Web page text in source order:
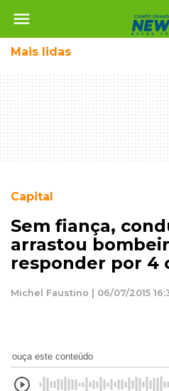
menu
Mais lidas
Capital
Sem fiança,
arrastou
responder por 4
Michel Faustino | 06/07/2015
ouça este conteúdo